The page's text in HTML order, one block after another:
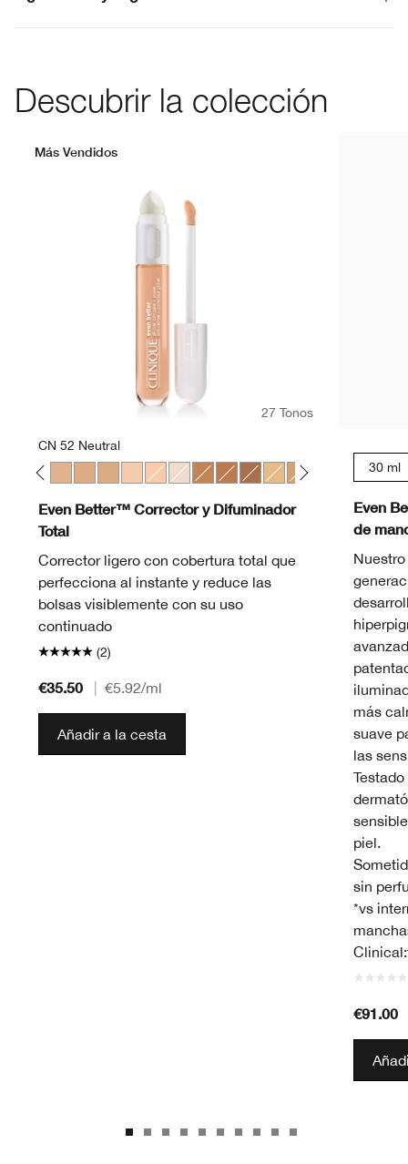
Descubrir la colección
Más Vendidos
27 Tonos
CN 52 Neutral
Even Better™ Corrector y Difuminador
Total
Corrector ligero con cobertura total que
perfecciona al instante y reduce las
bolsas visiblemente con su uso
continuado
(2)
€35.50 €5.92/ml
Añadir a la cesta
30 ml
Even
de
más
suave
las
piel.
sin
*vs
€91.00